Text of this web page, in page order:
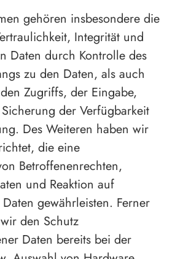
gehören insbesondere die
Integrität und
Daten durch Kontrolle des
zu den Daten, als auch
Zugriffs, der Eingabe,
der Verfügbarkeit
Des Weiteren haben wir
die eine
Betroffenenrechten,
und Reaktion auf
gewährleisten. Ferner
den Schutz
Daten bereits bei der